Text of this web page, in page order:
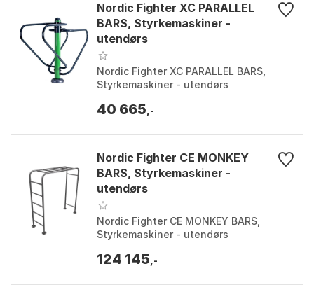
Nordic Fighter XC PARALLEL
BARS, Styrkemaskiner -
utendørs
Nordic Fighter XC PARALLEL BARS,
Styrkemaskiner - utendørs
40 665 ,-
Nordic Fighter CE MONKEY
BARS, Styrkemaskiner -
utendørs
Nordic Fighter CE MONKEY BARS,
Styrkemaskiner - utendørs
124 145 ,-